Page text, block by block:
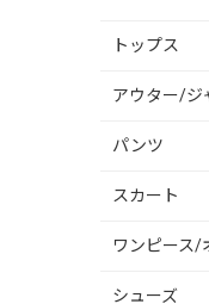
トップス
アウター/ジ
パンツ
スカート
ワンピース/
シューズ